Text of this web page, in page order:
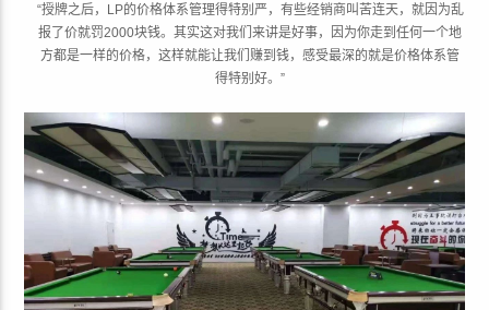
“授牌之后，LP的价格体系管理得特别严，有些经销商叫苦连天，就因为乱
报了价就罚2000块钱。其实这对我们来讲是好事，因为你走到任何一个地
方都是一样的价格，这样就能让我们赚到钱，感受最深的就是价格体系管
得特别好。”